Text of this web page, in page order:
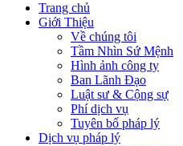
Trang chủ
Giới Thiệu
Về chúng tôi
Tầm Nhìn Sứ Mệnh
Hình ảnh công ty
Ban Lãnh Đạo
Luật sư & Cộng sự
Phí dịch vụ
Tuyên bố pháp lý
Dịch vụ pháp lý